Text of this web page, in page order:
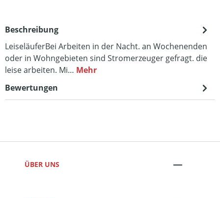
Beschreibung
LeiseläuferBei Arbeiten in der Nacht. an Wochenenden
oder in Wohngebieten sind Stromerzeuger gefragt. die
leise arbeiten. Mi… Mehr
Bewertungen
ÜBER UNS